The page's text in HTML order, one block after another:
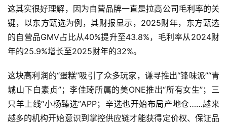
这其实很好理解，因为自营品牌一直是拉高公司毛利率的关
键，以东方甄选为例，其财报显示，2025财年，东方甄选
的自营品GMV占比从40%提升至43.8%，毛利率从2024财
年的25.9%增长至2025财年的32%。
这块高利润的“蛋糕”吸引了众多玩家，谦寻推出“锋味派”“青
城山下白素贞”；李佳琦所属的美ONE推出“所有女生”；三
只羊上线“小杨臻选”APP；辛选也开始布局产地仓……越来
越多的机构开始意识到掌控供应链才能获得定价权、保证品